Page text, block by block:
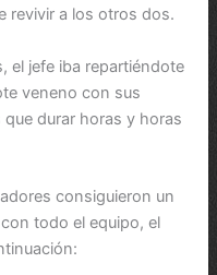
revivir a los otros dos.
el jefe iba repartiéndote
veneno con sus
durar horas y horas
consiguieron un
todo el equipo, el